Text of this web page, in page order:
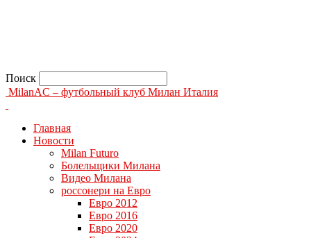
Поиск
MilanAC – футбольный клуб Милан Италия
Главная
Новости
Milan Futuro
Болельщики Милана
Видео Милана
россонери на Евро
Евро 2012
Евро 2016
Евро 2020